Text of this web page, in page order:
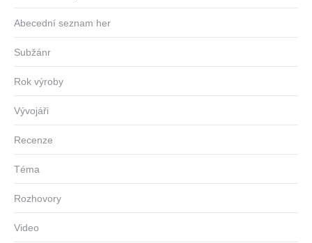
Abecední seznam her
Subžánr
Rok výroby
Vývojáři
Recenze
Téma
Rozhovory
Video